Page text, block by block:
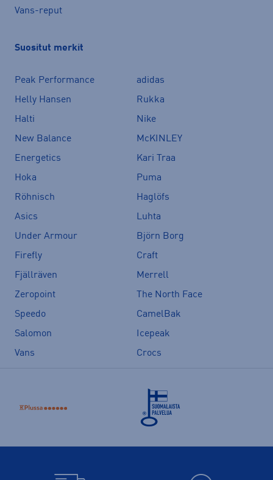
Vans-reput
Suositut merkit
Peak Performance
adidas
Helly Hansen
Rukka
Halti
Nike
New Balance
McKINLEY
Energetics
Kari Traa
Hoka
Puma
Röhnisch
Haglöfs
Asics
Luhta
Under Armour
Björn Borg
Firefly
Craft
Fjällräven
Merrell
Zeropoint
The North Face
Speedo
CamelBak
Salomon
Icepeak
Vans
Crocs